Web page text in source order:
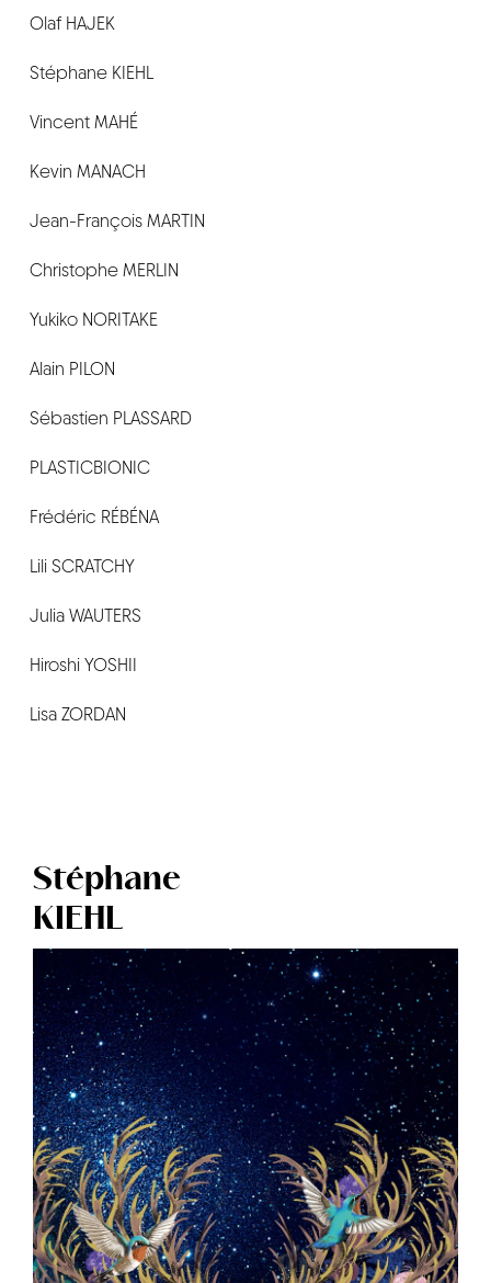
Olaf HAJEK
Stéphane KIEHL
Vincent MAHÉ
Kevin MANACH
Jean-François MARTIN
Christophe MERLIN
Yukiko NORITAKE
Alain PILON
Sébastien PLASSARD
PLASTICBIONIC
Frédéric RÉBÉNA
Lili SCRATCHY
Julia WAUTERS
Hiroshi YOSHII
Lisa ZORDAN
Stéphane
KIEHL